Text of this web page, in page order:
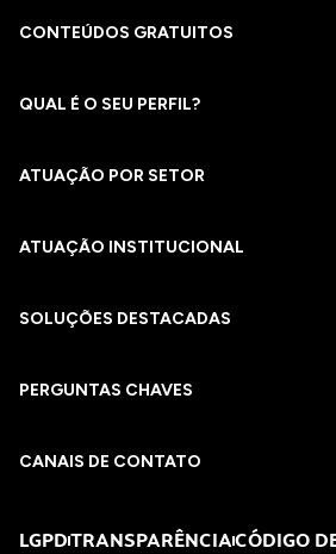
CONTEÚDOS GRATUITOS
QUAL É O SEU PERFIL?
ATUAÇÃO POR SETOR
ATUAÇÃO INSTITUCIONAL
SOLUÇÕES DESTACADAS
PERGUNTAS CHAVES​
CANAIS DE CONTATO
LGPDTRANSPARÊNCIACÓDIGO